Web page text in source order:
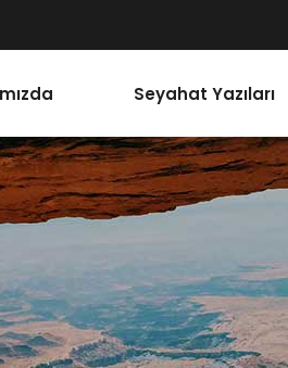
Seyahat Yazıları